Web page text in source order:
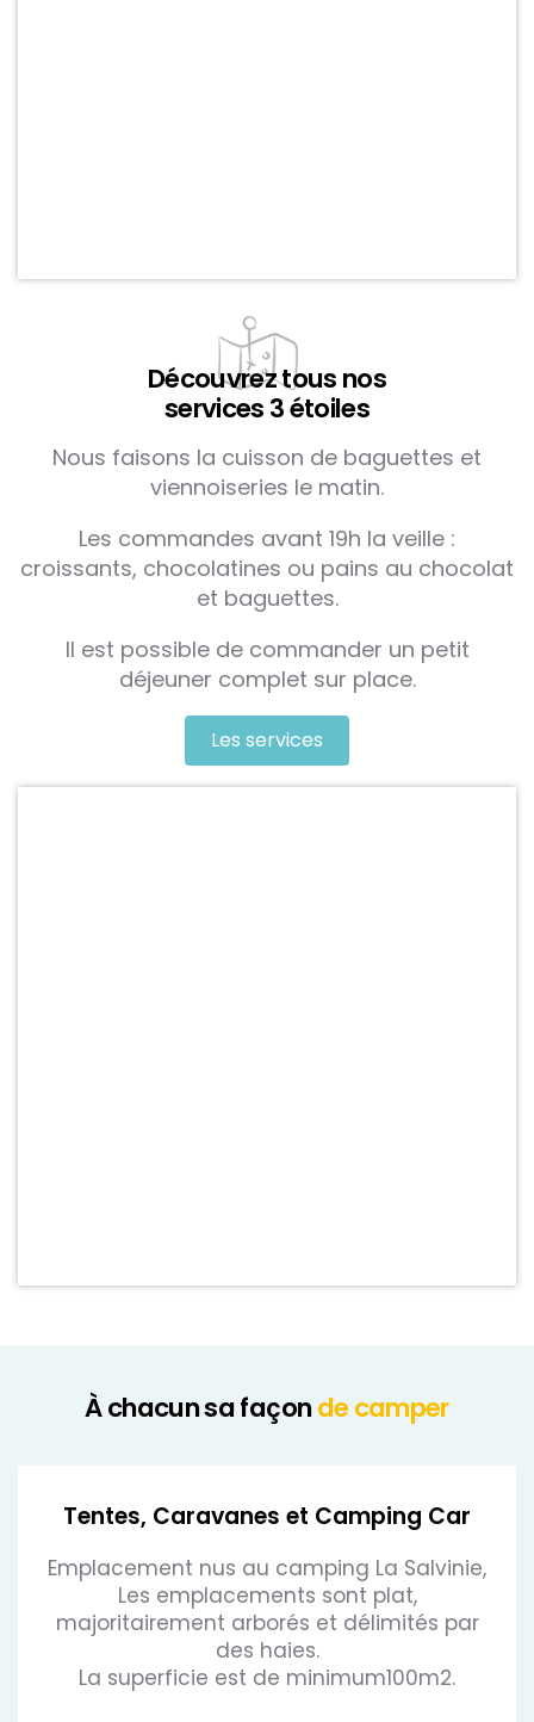
Découvrez tous nos
services 3 étoiles
Nous faisons la cuisson de baguettes et
viennoiseries le matin.
Les commandes avant 19h la veille :
croissants, chocolatines ou pains au chocolat
et baguettes.
Il est possible de commander un petit
déjeuner complet sur place.
Les services
À chacun sa façonde camper
Tentes, Caravanes et Camping Car
Emplacement nus au camping La Salvinie,
Les emplacements sont plat,
majoritairement arborés et délimités par
des haies.
La superficie est de minimum100m2.